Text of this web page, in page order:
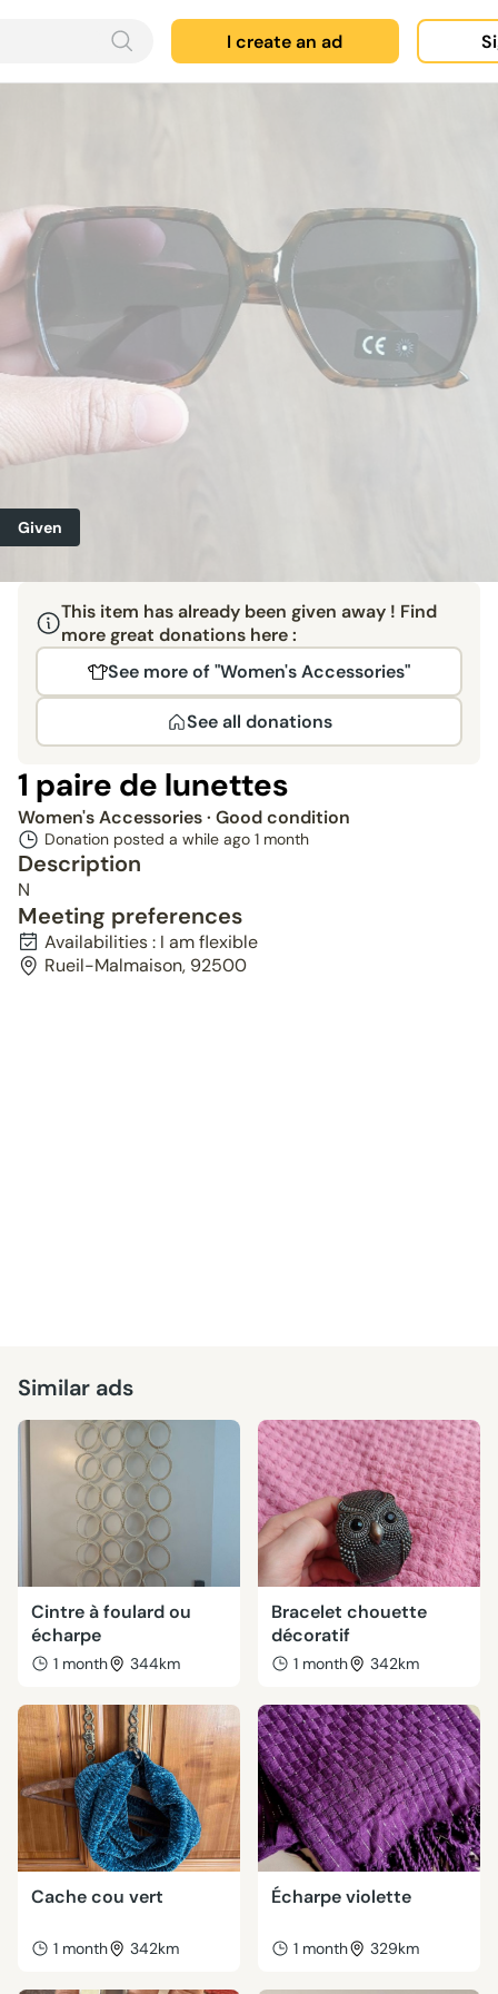
I create an ad
Given
This item has already been given away ! Find
more great donations here :
See more of "Women's Accessories"
See all donations
1 paire de lunettes
Women's Accessories· Good condition
Donation posted a while ago 1 month
Description
N
Meeting preferences
Availabilities : I am flexible
Rueil-Malmaison, 92500
Similar ads
Cintre à foulard ou
écharpe
1 month 344km
Bracelet chouette
décoratif
1 month 342km
Cache cou vert
1 month 342km
Écharpe violette
1 month 329km